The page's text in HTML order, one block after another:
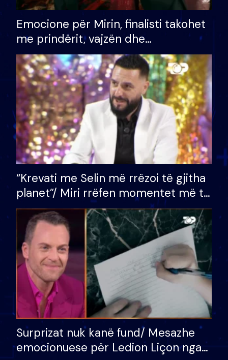
Emocione për Mirin, finalisti takohet
me prindërit, vajzën dhe
bashkëshorten: S’kemi ndonjë letër
divorci apo jo?
“Krevati me Selin më rrëzoi të gjitha
planet”/ Miri rrëfen momentet më të
bukura në shtëpinë e BB VIP: Do më
mungojë zilja e mëngjesit kur…
Surprizat nuk kanë fund/ Mesazhe
emocionuese për Ledion Liçon nga